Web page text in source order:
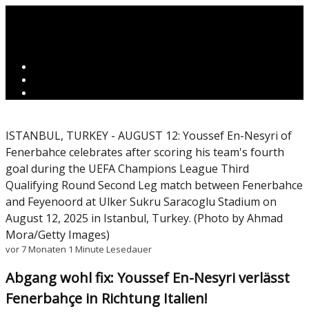
ISTANBUL, TURKEY - AUGUST 12: Youssef En-Nesyri of
Fenerbahce celebrates after scoring his team's fourth
goal during the UEFA Champions League Third
Qualifying Round Second Leg match between Fenerbahce
and Feyenoord at Ulker Sukru Saracoglu Stadium on
August 12, 2025 in Istanbul, Turkey. (Photo by Ahmad
Mora/Getty Images)
vor 7 Monaten 1 Minute Lesedauer
Abgang wohl fix: Youssef En-Nesyri verlässt
Fenerbahçe in Richtung Italien!